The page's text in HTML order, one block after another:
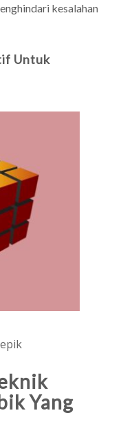
kesalahan
Untuk
Yang